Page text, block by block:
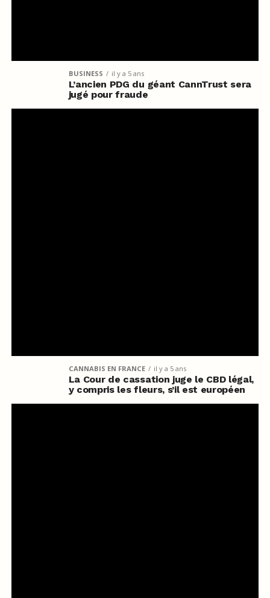
BUSINESS il y a 5 ans
L’ancien PDG du géant CannTrust sera
jugé pour fraude
CANNABIS EN FRANCE il y a 5 ans
La Cour de cassation juge le CBD légal,
y compris les fleurs, s’il est européen